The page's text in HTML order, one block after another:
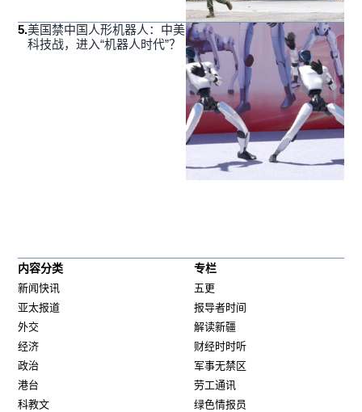
5.美国禁中国人形机器人：中美
科技战，进入“机器人时代”？
内容分类
新闻快讯
亚太报道
外交
经济
政治
港台
科教文
专栏
五更
报导者时间
解读新疆
财经时时听
军事无禁区
劳工通讯
绿色情报员